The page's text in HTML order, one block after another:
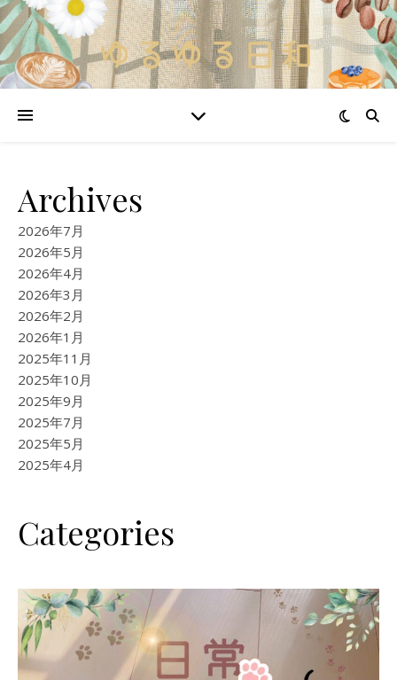
Archives
2026年7月
2026年5月
2026年4月
2026年3月
2026年2月
2026年1月
2025年11月
2025年10月
2025年9月
2025年7月
2025年5月
2025年4月
Categories